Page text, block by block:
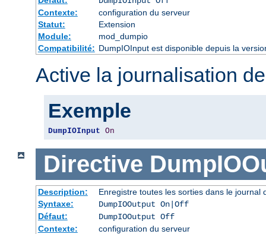
Contexte:
configuration du serveur
Statut:
Extension
Module:
mod_dumpio
Compatibilité: DumpIOInput est disponible depuis la
Active la journalisation
Exemple
DumpIOInput On
Directive
Description:
Enregistre toutes les sorties dans le journal
Syntaxe:
DumpIOOutput On|Off
Défaut:
DumpIOOutput Off
Contexte:
configuration du serveur